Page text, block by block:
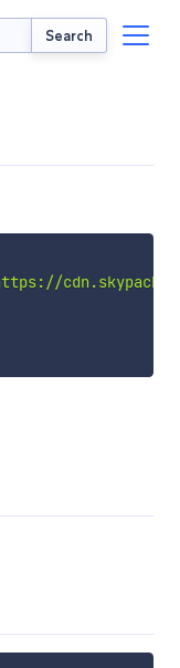
Search